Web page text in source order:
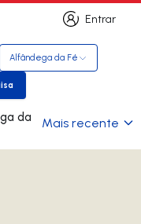
Entrar
Entrar
Alfândega da Fé
pesquisa
Mais recente